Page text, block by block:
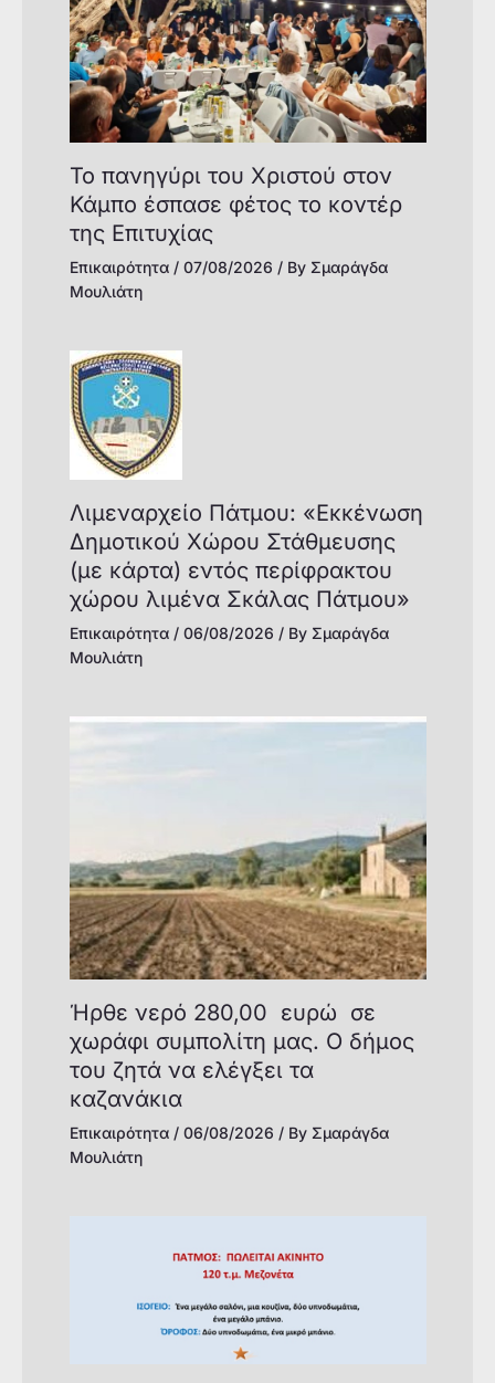
Το πανηγύρι του Χριστού στον
Κάμπο έσπασε φέτος το κοντέρ
της Επιτυχίας
Επικαιρότητα/ 07/08/2026 / By Σμαράγδα
Μουλιάτη
Λιμεναρχείο Πάτμου: «Εκκένωση
Δημοτικού Χώρου Στάθμευσης
(με κάρτα) εντός περίφρακτου
χώρου λιμένα Σκάλας Πάτμου»
Επικαιρότητα/ 06/08/2026 / By Σμαράγδα
Μουλιάτη
Ήρθε νερό 280,00 ευρώ σε
χωράφι συμπολίτη μας. Ο δήμος
του ζητά να ελέγξει τα
καζανάκια
Επικαιρότητα/ 06/08/2026 / By Σμαράγδα
Μουλιάτη